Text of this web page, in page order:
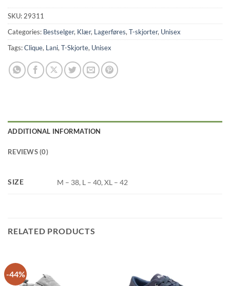
SKU: 29311
Categories: Bestselger, Klær, Lagerføres, T-skjorter, Unisex
Tags:Clique, Lani, T-Skjorte, Unisex
ADDITIONAL INFORMATION
REVIEWS (0)
SIZE M – 38, L – 40, XL – 42
RELATED PRODUCTS
-44%